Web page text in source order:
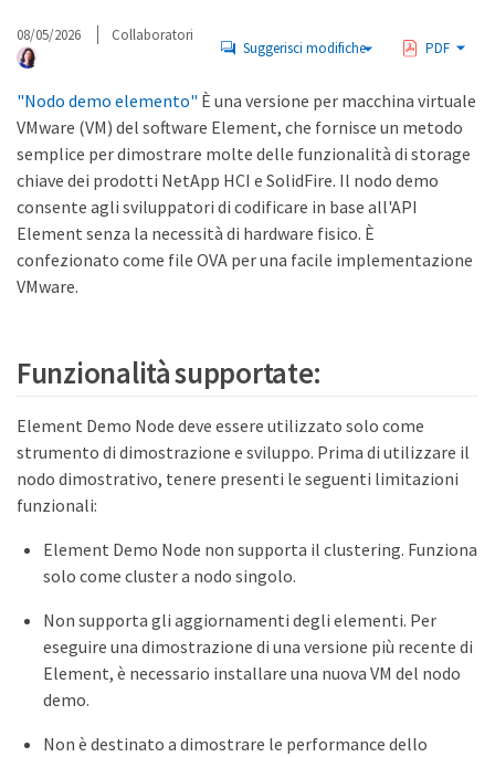
08/05/2026 Collaboratori
Suggerisci modifiche PDF
"Nodo demo elemento" È una versione per macchina virtuale
VMware (VM) del software Element, che fornisce un metodo
semplice per dimostrare molte delle funzionalità di storage
chiave dei prodotti NetApp HCI e SolidFire. Il nodo demo
consente agli sviluppatori di codificare in base all'API
Element senza la necessità di hardware fisico. È
confezionato come file OVA per una facile implementazione
VMware.
Funzionalità supportate:
Element Demo Node deve essere utilizzato solo come
strumento di dimostrazione e sviluppo. Prima di utilizzare il
nodo dimostrativo, tenere presenti le seguenti limitazioni
funzionali:
Element Demo Node non supporta il clustering. Funziona
solo come cluster a nodo singolo.
Non supporta gli aggiornamenti degli elementi. Per
eseguire una dimostrazione di una versione più recente di
Element, è necessario installare una nuova VM del nodo
demo.
Non è destinato a dimostrare le performance dello